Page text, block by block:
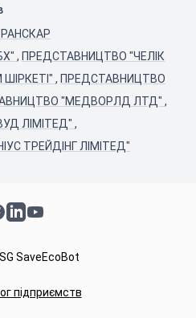
, ПРЕДСТАВНИЦТВО "ЧЕЛІК
, ПРЕДСТАВНИЦТВО
"МЕДВОРЛД ЛТД" ,
ЛІМІТЕД" ,
ТРЕЙДІНГ ЛІМІТЕД"
LinkedInYouTube
SaveEcoBot
підприємств